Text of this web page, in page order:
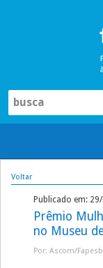
Voltar
Publicado em:
Prêmio
no Museu
Por: Ascom/Fapesb